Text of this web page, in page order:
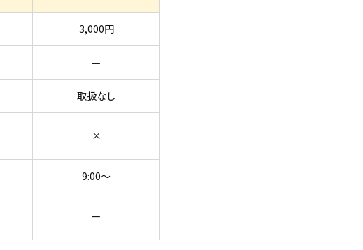
3,000円
—
取扱なし
×
9:00〜
—